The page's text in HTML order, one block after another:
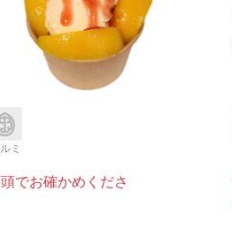
ミ
でお確かめくださ